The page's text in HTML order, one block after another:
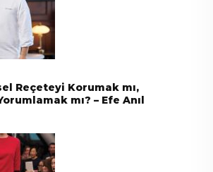
Reçeteyi Korumak mı,
mı? – Efe Anıl